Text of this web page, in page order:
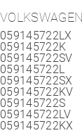
VOLKSWAGEN
059145722LX
059145722K
059145722SV
059145722L
059145722SX
059145722KV
059145722S
059145722LV
059145722KX